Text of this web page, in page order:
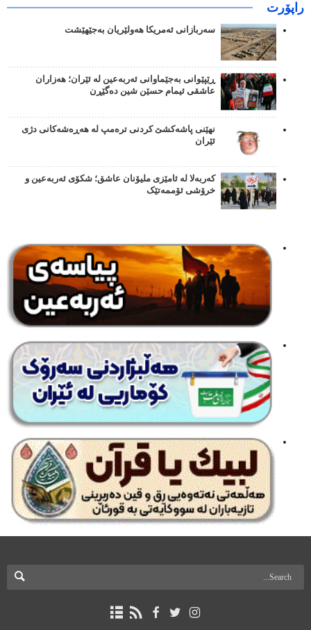
راپۆرت
سەربازانی ئەمریکا هەولێریان بەجێهێشت
ڕێپێوانی بەجێماوانی ئەربەعین لە ئێران؛ هەزاران
عاشقی ئیمام حسێن شین دەگێڕن
نهێنی پاشەکشێ کردنی ترەمپ لە هەڕەشەکانی دژی
ئێران
کەربەلا لە ئامێزی ملیۆنان عاشق؛ شکۆی ئەربەعین و
خرۆشی ئۆممەتێک